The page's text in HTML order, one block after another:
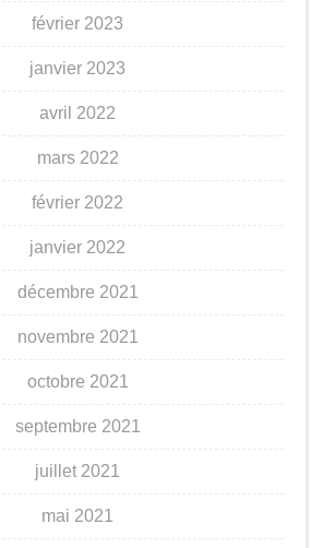
février 2023
janvier 2023
avril 2022
mars 2022
février 2022
janvier 2022
décembre 2021
novembre 2021
octobre 2021
septembre 2021
juillet 2021
mai 2021